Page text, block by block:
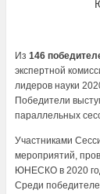
Из 146
экспертной
лидеров науки
Победители
параллельных
Участниками
мероприятий,
ЮНЕСКО в 2020
Среди